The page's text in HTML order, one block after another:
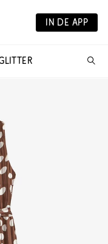
IN DE APP